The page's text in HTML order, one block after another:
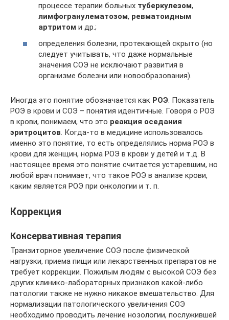
процессе терапии больных туберкулезом,
лимфогранулематозом, ревматоидным
артритом и др.;
определения болезни, протекающей скрыто (но
следует учитывать, что даже нормальные
значения СОЭ не исключают развития в
организме болезни или новообразования).
Иногда это понятие обозначается как РОЭ . Показатель
РОЭ в крови и СОЭ – понятия идентичные. Говоря о РОЭ
в крови, понимаем, что это реакция оседания
эритроцитов . Когда-то в медицине использовалось
именно это понятие, то есть определялись норма РОЭ в
крови для женщин, норма РОЭ в крови у детей и т.д. В
настоящее время это понятие считается устаревшим, но
любой врач понимает, что такое РОЭ в анализе крови,
каким является РОЭ при онкологии и т. п.
Коррекция
Консервативная терапия
Транзиторное увеличение СОЭ после физической
нагрузки, приема пищи или лекарственных препаратов не
требует коррекции. Пожилым людям с высокой СОЭ без
других клинико-лабораторных признаков какой-либо
патологии также не нужно никакое вмешательство. Для
нормализации патологического увеличения СОЭ
необходимо проводить лечение нозологии, послужившей